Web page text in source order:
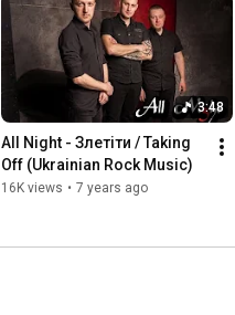
3:48
All Night - Злетіти / Taking
Off (Ukrainian Rock Music)
16K views • 7 years ago